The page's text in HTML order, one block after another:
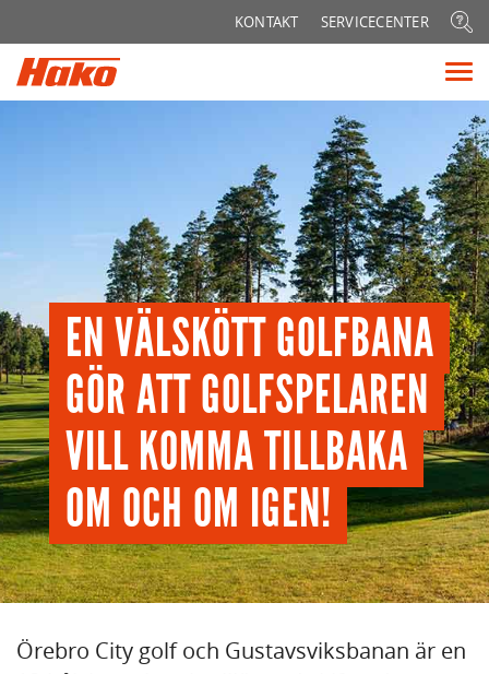
KONTAKT SERVICECENTER
EN VÄLSKÖTT GOLFBANA
GÖR ATT GOLFSPELAREN
VILL KOMMA TILLBAKA
OM OCH OM IGEN!
Örebro City golf och Gustavsviksbanan är en